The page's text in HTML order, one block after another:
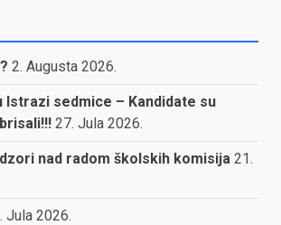
2. Augusta 2026.
Istrazi sedmice – Kandidate su
27. Jula 2026.
nad radom školskih komisija 21.
Jula 2026.